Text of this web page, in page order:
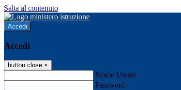
Salta al contenuto
Accedi
Accedi
button close ×
Nome Utente
Password